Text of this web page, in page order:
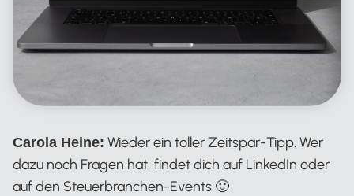
Carola Heine: Wieder ein toller Zeitspar-Tipp. Wer
dazu noch Fragen hat, findet dich auf LinkedIn oder
auf den Steuerbranchen-Events 🙂